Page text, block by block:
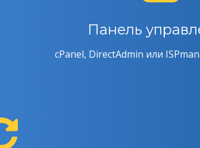
Панель
cPanel, DirectAdmin или